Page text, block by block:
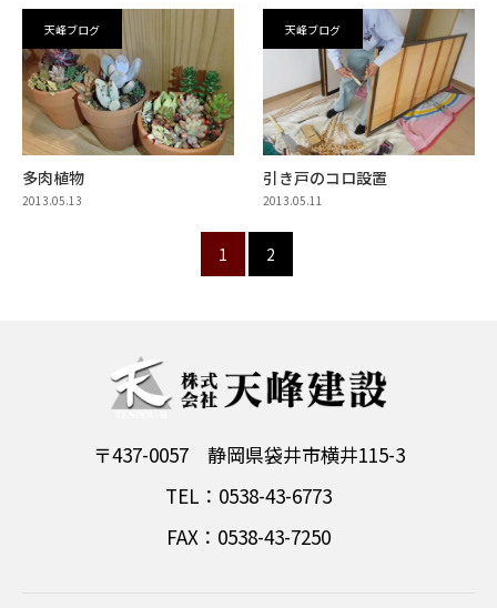
天峰ブログ
多肉植物
2013.05.13
天峰ブログ
引き戸のコロ設置
2013.05.11
1 2
〒437-0057 静岡県袋井市横井115-3
TEL：0538-43-6773
FAX：0538-43-7250